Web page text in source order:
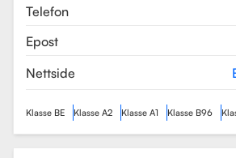
Telefon
Epost
Nettside
Klasse BE Klasse A2 Klasse A1 Klasse B96